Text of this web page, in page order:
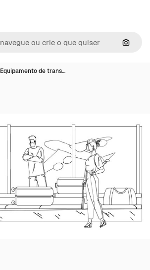
Equipamento de trans…